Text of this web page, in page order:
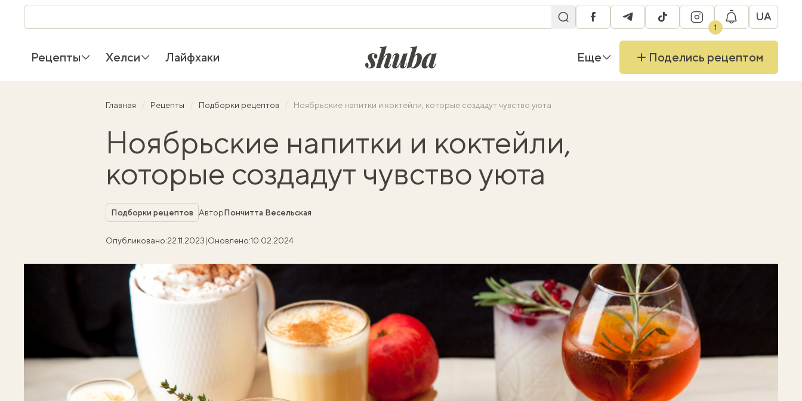
facebooktelegramtiktok instagram
1
UA
Рецепты Хелси Лайфхаки shuba.life Еще Поделись рецептом
Главная Рецепты Подборки рецептов Ноябрьские напитки и коктейли, которые создадут чувство уюта
Ноябрьские напитки и коктейли,
которые создадут чувство уюта
Рубрика
Подборки рецептов АвторПончитта Весельская
Опубликовано:22.11.2023|Оновлено:10.02.2024